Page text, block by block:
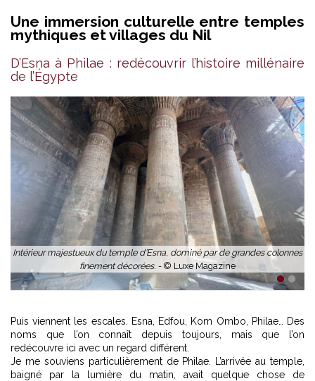
Une immersion culturelle entre temples
mythiques et villages du Nil
D’Esna à Philae : redécouvrir l’histoire millénaire
de l’Égypte
Intérieur majestueux du temple d’Esna, dominé par de grandes colonnes
finement décorées. - © Luxe Magazine
1 2
Puis viennent les escales. Esna, Edfou, Kom Ombo, Philae… Des
noms que l’on connaît depuis toujours, mais que l’on
redécouvre ici avec un regard différent.
Je me souviens particulièrement de Philae. L’arrivée au temple,
baigné par la lumière du matin, avait quelque chose de